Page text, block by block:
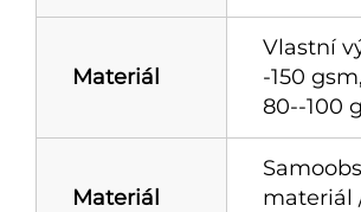
Materiál
Vlastní
-150
80--100
Materiál
materiál